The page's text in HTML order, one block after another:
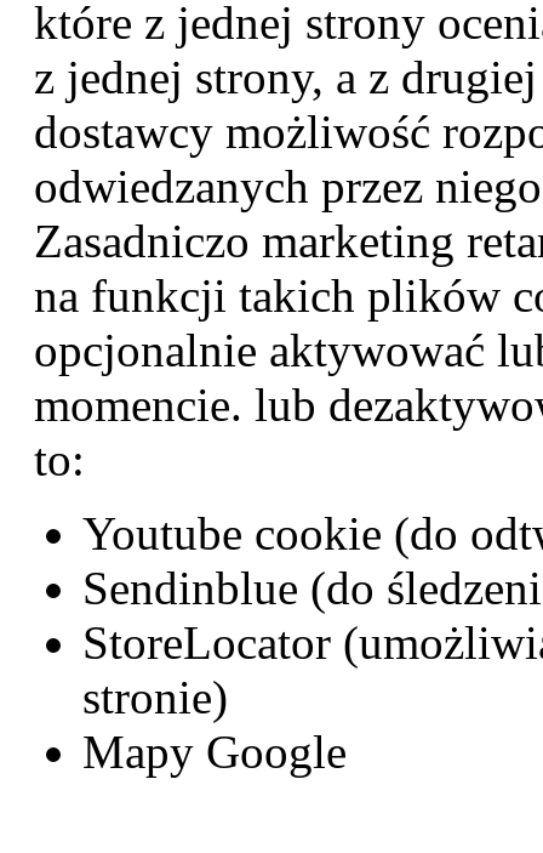
które z jednej strony
z jednej strony, a z
dostawcy możliwość
odwiedzanych przez
Zasadniczo marketing
na funkcji takich plików
opcjonalnie aktywować
momencie. lub
to:
Youtube cookie (do
Sendinblue (do
StoreLocator
stronie)
Mapy Google